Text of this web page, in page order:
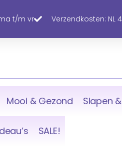
t/m vr Verzendkosten: NL
Mooi & Gezond Slapen
SALE!